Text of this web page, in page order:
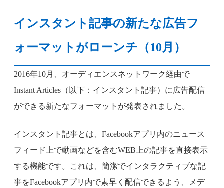
インスタント記事の新たな広告フ
ォーマットがローンチ（10月）
2016年10月、オーディエンスネットワーク経由で
Instant Articles（以下：インスタント記事）に広告配信
ができる新たなフォーマットが発表されました。
インスタント記事とは、Facebookアプリ内のニュース
フィード上で動画などを含むWEB上の記事を直接表示
する機能です。これは、簡潔でインタラクティブな記
事をFacebookアプリ内で素早く配信できるよう、メデ